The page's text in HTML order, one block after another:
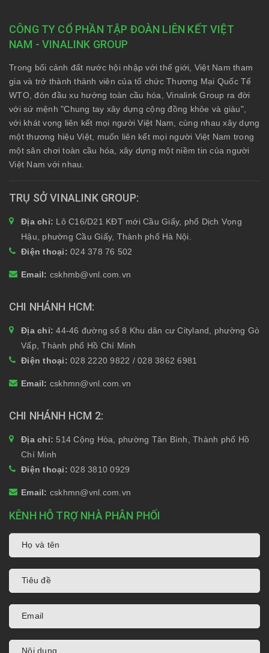
CÔNG TY CỔ PHẦN TẬP ĐOÀN LIÊN KẾT VIỆT
NAM - VINALINK GROUP
Trong bối cảnh đất nước hội nhập với thế giới, Việt Nam tham
gia và trở thành thành viên của tổ chức Thương Mại Quốc Tế
WTO, đón đầu xu hướng toàn cầu hóa, Vinalink Group ra đời
với sứ mệnh "Chung tay xây dựng cộng đồng khỏe và giàu",
với khát vọng liên kết mọi người Việt Nam, cùng nhau xây dựng
một thương hiệu Việt, muốn liên kết mọi người Việt Nam trong
một sân chơi toàn cầu hóa, xây dựng một niềm tin của người
Việt Nam với nhau.
TRỤ SỞ VINALINK GROUP
Địa chỉ: Lô C16/D21 KĐT mới Cầu Giấy, phố Dịch Vọng
Hậu, phường Cầu Giấy, Thành phố Hà Nội.
Điện thoại: 024 378 76 502
Email: cskhmb@vnl.com.vn
CHI NHÁNH HCM
Địa chỉ:44-46 đường số 8 Khu dân cư Cityland, phường Gò
Vấp, Thành phố Hồ Chí Minh
Điện thoại: 028 2220 9822 / 028 3862 6981
Email: cskhmn@vnl.com.vn
CHI NHÁNH HCM 2
Địa chỉ: 514 Cộng Hòa, phường Tân Bình, Thành phố Hồ
Chí Minh
Điện thoại: 028 3810 0929
Email: cskhmn@vnl.com.vn
KÊNH HỖ TRỢ NHÀ PHÂN PHỐI